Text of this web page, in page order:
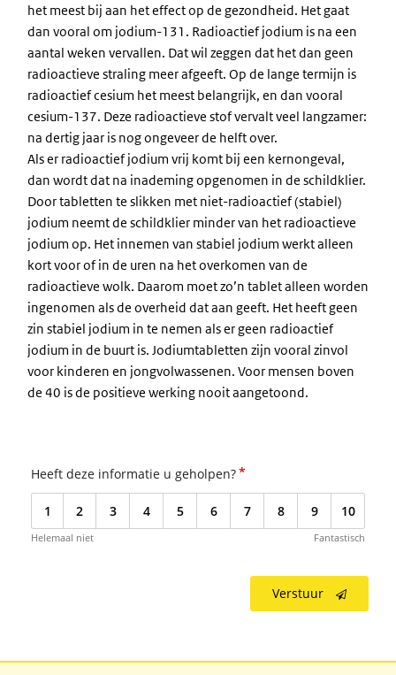
het meest bij aan het effect op de gezondheid. Het gaat
dan vooral om jodium-131. Radioactief jodium is na een
aantal weken vervallen. Dat wil zeggen dat het dan geen
radioactieve straling meer afgeeft. Op de lange termijn is
radioactief cesium het meest belangrijk, en dan vooral
cesium-137. Deze radioactieve stof vervalt veel langzamer:
na dertig jaar is nog ongeveer de helft over.
Als er radioactief jodium vrij komt bij een kernongeval,
dan wordt dat na inademing opgenomen in de schildklier.
Door tabletten te slikken met niet-radioactief (stabiel)
jodium neemt de schildklier minder van het radioactieve
jodium op. Het innemen van stabiel jodium werkt alleen
kort voor of in de uren na het overkomen van de
radioactieve wolk. Daarom moet zo’n tablet alleen worden
ingenomen als de overheid dat aan geeft. Het heeft geen
zin stabiel jodium in te nemen als er geen radioactief
jodium in de buurt is. Jodiumtabletten zijn vooral zinvol
voor kinderen en jongvolwassenen. Voor mensen boven
de 40 is de positieve werking nooit aangetoond.
Heeft deze informatie u geholpen?*
1 2 3 4 5 6 7 8 9 10
Helemaal niet Fantastisch
Verstuur